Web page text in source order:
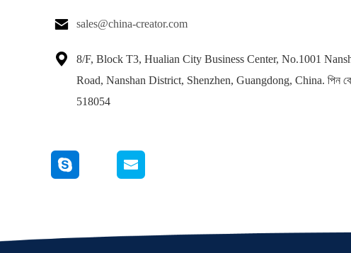
 sales@china-creator.com

8/F, Block T3, Hualian City Business Center, No.1001
Road, Nanshan District, Shenzhen, Guangdong, China. পিন
518054